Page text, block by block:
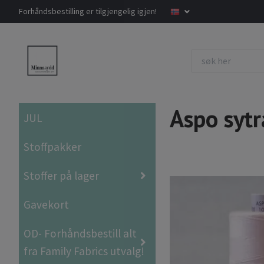
Forhåndsbestilling er tilgjengelig igjen!
JUL
Stoffpakker
Stoffer på lager
Gavekort
OD- Forhåndsbestill alt
fra Family Fabrics utvalg!
Aspo